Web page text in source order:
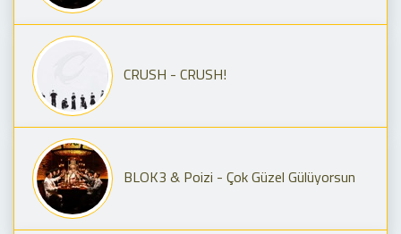
CRUSH - CRUSH!
BLOK3 & Poizi - Çok Güzel Gülüyorsun